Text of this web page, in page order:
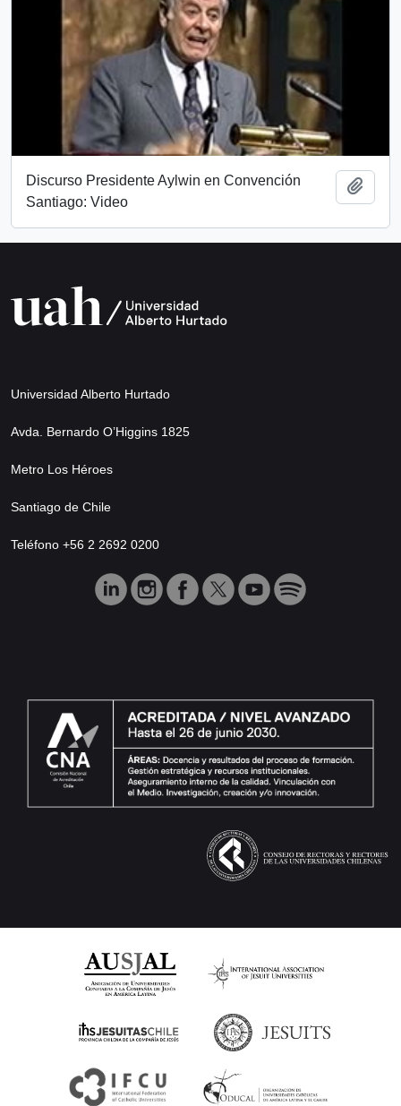
Discurso Presidente Aylwin en Convención
Santiago: Video
Universidad Alberto Hurtado
Avda. Bernardo O’Higgins 1825
Metro Los Héroes
Santiago de Chile
Teléfono +56 2 2692 0200